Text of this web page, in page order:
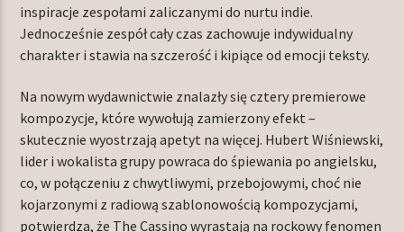
NASTĘPNIE W RAMÓWCE
INDIE ORBIT
Radio Orbit
inspiracje zespołami zaliczanymi do nurtu indie.
Jednocześnie zespół cały czas zachowuje indywidualny
charakter i stawia na szczerość i kipiące od emocji teksty.
Na nowym wydawnictwie znalazły się cztery premierowe
kompozycje, które wywołują zamierzony efekt –
skutecznie wyostrzają apetyt na więcej. Hubert Wiśniewski,
lider i wokalista grupy powraca do śpiewania po angielsku,
co, w połączeniu z chwytliwymi, przebojowymi, choć nie
kojarzonymi z radiową szablonowością kompozycjami,
potwierdza, że The Cassino wyrastają na rockowy fenomen